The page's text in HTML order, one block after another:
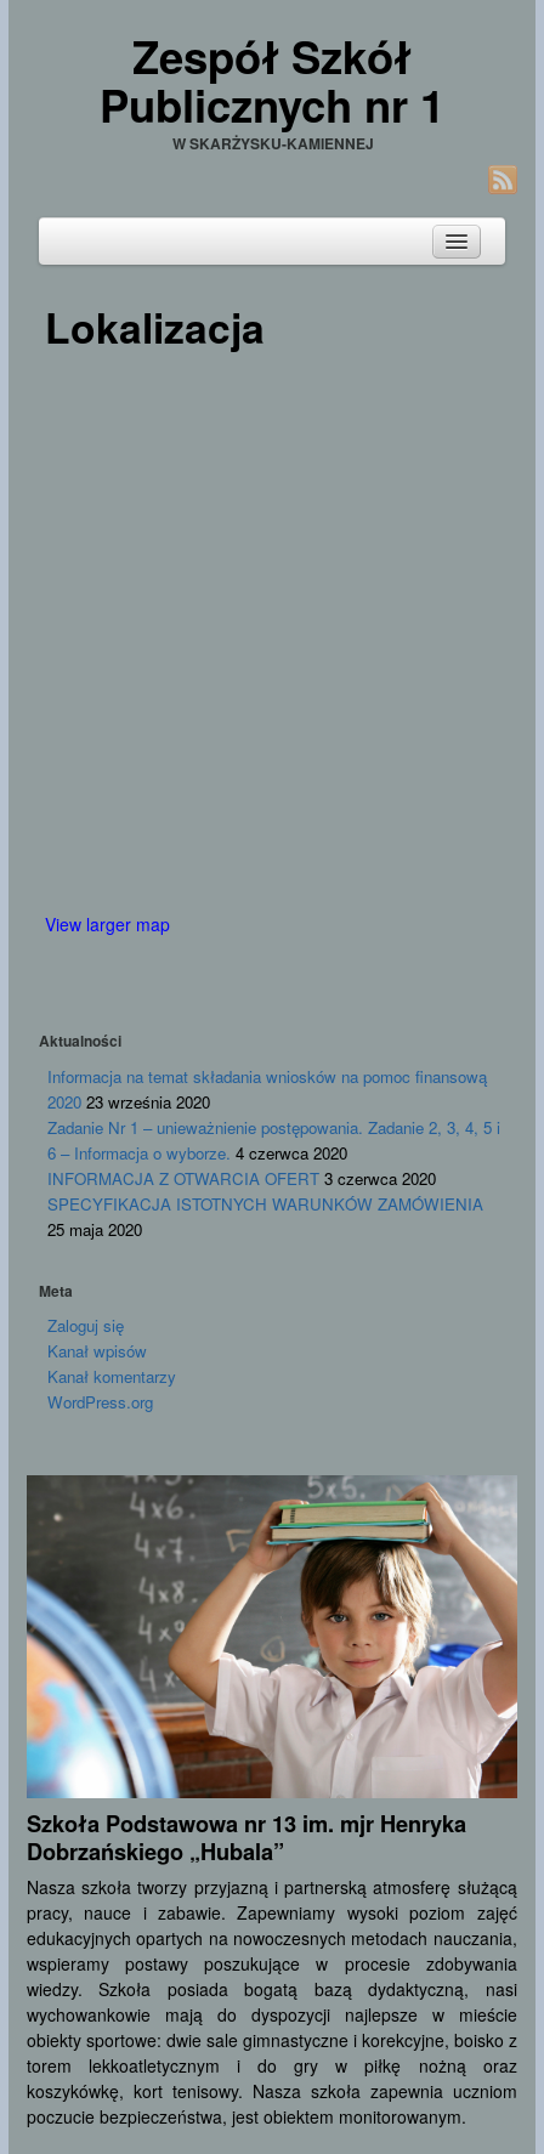
Zespół Szkół
Publicznych nr 1
W SKARŻYSKU-KAMIENNEJ
Aktualności
Lokalizacja
View larger map
Aktualności
Informacja na temat składania wniosków na pomoc finansową
2020 23 września 2020
Zadanie Nr 1 – unieważnienie postępowania. Zadanie 2, 3, 4, 5 i
6 – Informacja o wyborze. 4 czerwca 2020
INFORMACJA Z OTWARCIA OFERT 3 czerwca 2020
SPECYFIKACJA ISTOTNYCH WARUNKÓW ZAMÓWIENIA
25 maja 2020
Meta
Zaloguj się
Kanał wpisów
Kanał komentarzy
WordPress.org
Szkoła Podstawowa nr 13 im. mjr Henryka
Dobrzańskiego „Hubala”
Nasza szkoła tworzy przyjazną i partnerską atmosferę służącą
pracy, nauce i zabawie. Zapewniamy wysoki poziom zajęć
edukacyjnych opartych na nowoczesnych metodach nauczania,
wspieramy postawy poszukujące w procesie zdobywania
wiedzy. Szkoła posiada bogatą bazą dydaktyczną, nasi
wychowankowie mają do dyspozycji najlepsze w mieście
obiekty sportowe: dwie sale gimnastyczne i korekcyjne, boisko z
torem lekkoatletycznym i do gry w piłkę nożną oraz
koszykówkę, kort tenisowy. Nasza szkoła zapewnia uczniom
poczucie bezpieczeństwa, jest obiektem monitorowanym.